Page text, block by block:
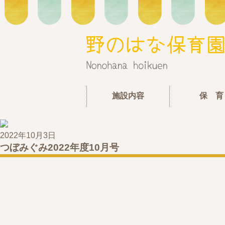
施設内容 保 育
2022年10月3日
つぼみぐみ2022年度10月号